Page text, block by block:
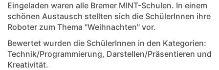
Eingeladen waren alle Bremer MINT-Schulen. In einem
schönen Austausch stellten sich die SchülerInnen ihre
Roboter zum Thema "Weihnachten" vor.
Bewertet wurden die SchülerInnen in den Kategorien:
Technik/Programmierung, Darstellen/Präsentieren und
Kreativität.